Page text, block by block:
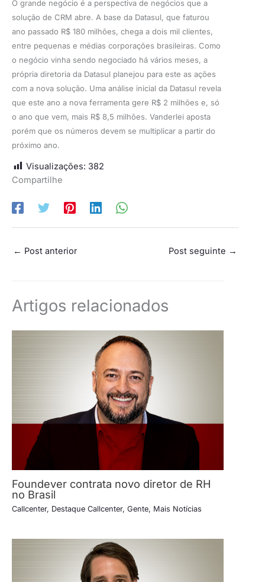
O grande negócio é a perspectiva de negócios que a
solução de CRM abre. A base da Datasul, que faturou
ano passado R$ 180 milhões, chega a dois mil clientes,
entre pequenas e médias corporações brasileiras. Como
o negócio vinha sendo negociado há vários meses, a
própria diretoria da Datasul planejou para este as ações
com a nova solução. Uma análise inicial da Datasul revela
que este ano a nova ferramenta gere R$ 2 milhões e, só
o ano que vem, mais R$ 8,5 milhões. Vanderlei aposta
porém que os números devem se multiplicar a partir do
próximo ano.
Visualizações: 382
Compartilhe
← Post anterior Post seguinte →
Artigos relacionados
Foundever contrata novo diretor de RH
no Brasil
Callcenter, Destaque Callcenter, Gente, Mais Notícias